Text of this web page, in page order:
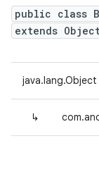
public class
extends
java.lang.Object
↳